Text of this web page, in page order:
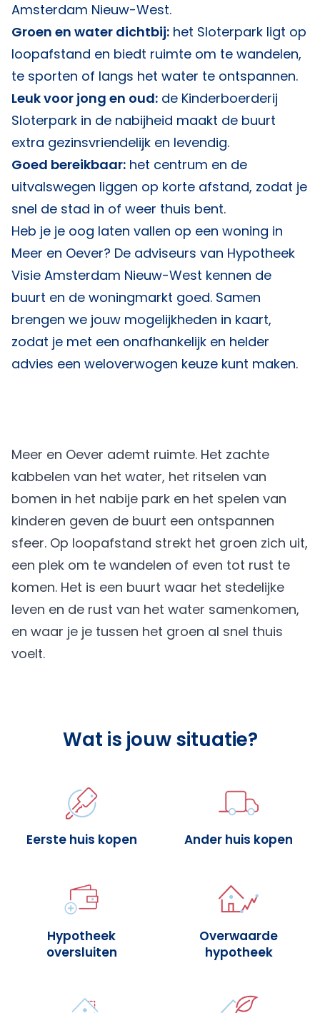
Amsterdam Nieuw-West.
Groen en water dichtbij: het Sloterpark ligt op
loopafstand en biedt ruimte om te wandelen,
te sporten of langs het water te ontspannen.
Leuk voor jong en oud: de Kinderboerderij
Sloterpark in de nabijheid maakt de buurt
extra gezinsvriendelijk en levendig.
Goed bereikbaar: het centrum en de
uitvalswegen liggen op korte afstand, zodat je
snel de stad in of weer thuis bent.
Heb je je oog laten vallen op een woning in
Meer en Oever? De adviseurs van Hypotheek
Visie Amsterdam Nieuw-West kennen de
buurt en de woningmarkt goed. Samen
brengen we jouw mogelijkheden in kaart,
zodat je met een onafhankelijk en helder
advies een weloverwogen keuze kunt maken.
Meer en Oever ademt ruimte. Het zachte
kabbelen van het water, het ritselen van
bomen in het nabije park en het spelen van
kinderen geven de buurt een ontspannen
sfeer. Op loopafstand strekt het groen zich uit,
een plek om te wandelen of even tot rust te
komen. Het is een buurt waar het stedelijke
leven en de rust van het water samenkomen,
en waar je je tussen het groen al snel thuis
voelt.
Wat is jouw situatie?
Eerste huis kopen Ander huis kopen
Hypotheek
oversluiten
Overwaarde
hypotheek